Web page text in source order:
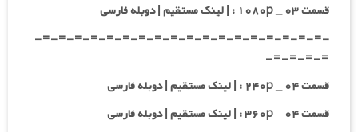
قسمت ۰۳ _ ۱۰۸۰p : | لینک مستقیم | دوبله فارسی
-=-=-=-=-=-=-=-=-=-=-=-=-=-=-=-=-=-=-
=-=-=-=-
قسمت ۰۴ _ ۲۴۰p : | لینک مستقیم | دوبله فارسی
قسمت ۰۴ _ ۳۶۰p : | لینک مستقیم | دوبله فارسی